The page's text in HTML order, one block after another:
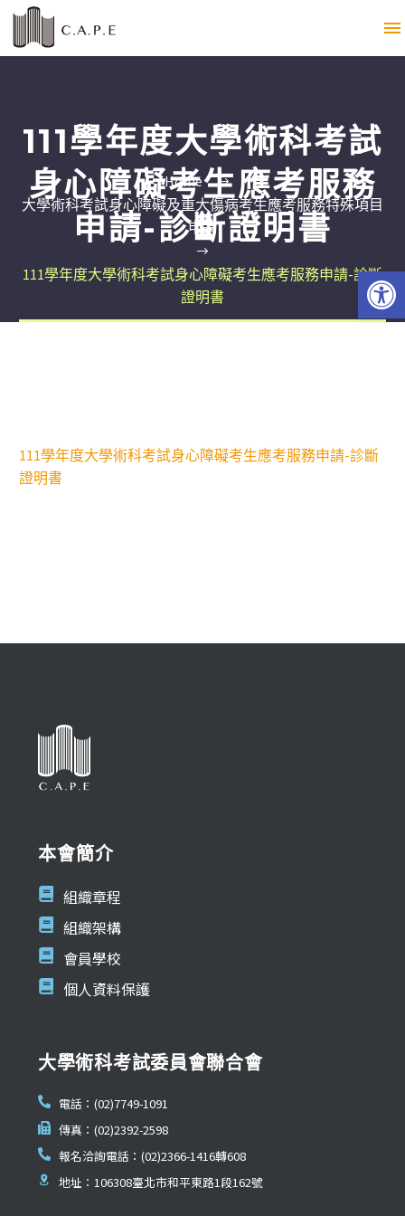
111學年度大學術科考試
身心障礙考生應考服務
申請-診斷證明書
Home
大學術科考試身心障礙及重大傷病考生應考服務特殊項目
申請
111學年度大學術科考試身心障礙考生應考服務申請-診斷
證明書
111學年度大學術科考試身心障礙考生應考服務申請-診斷
證明書
本會簡介
組織章程
組織架構
會員學校
個人資料保護
大學術科考試委員會聯合會
電話：(02)7749-1091
傳真：(02)2392-2598
報名洽詢電話：(02)2366-1416轉608
地址：106308臺北市和平東路1段162號